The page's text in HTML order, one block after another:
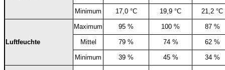
Minimum 17,0 °C 19,9 °C 21,2 °C
Luftfeuchte
Maximum 95 % 100 % 87 %
Mittel 79 % 74 % 62 %
Minimum 39 % 45 % 34 %